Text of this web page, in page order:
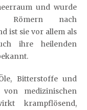
und wurde
nach
ist sie vor allem als
ihre heilenden
Bitterstoffe und
medizinischen
krampflösend,